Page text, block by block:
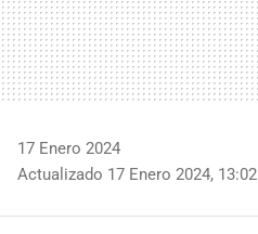
17 Enero 2024
Actualizado 17 Enero 2024, 13:02